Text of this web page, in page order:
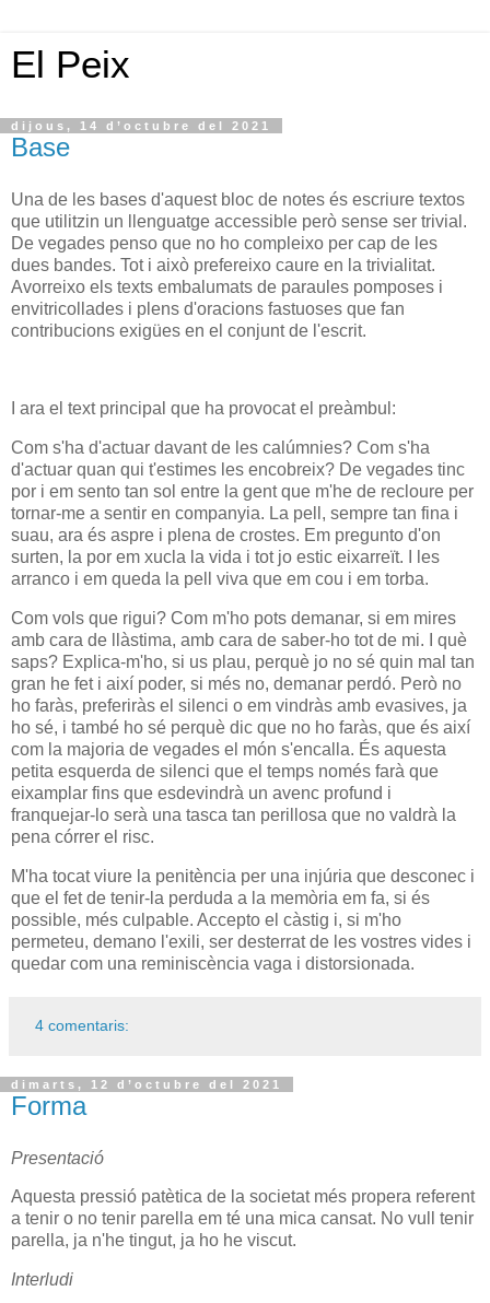
El Peix
dijous, 14 d’octubre del 2021
Base
Una de les bases d'aquest bloc de notes és escriure textos
que utilitzin un llenguatge accessible però sense ser trivial.
De vegades penso que no ho compleixo per cap de les
dues bandes. Tot i això prefereixo caure en la trivialitat.
Avorreixo els texts embalumats de paraules pomposes i
envitricollades i plens d'oracions fastuoses que fan
contribucions exigües en el conjunt de l'escrit.
I ara el text principal que ha provocat el preàmbul:
Com s'ha d'actuar davant de les calúmnies? Com s'ha
d'actuar quan qui t'estimes les encobreix? De vegades tinc
por i em sento tan sol entre la gent que m'he de recloure per
tornar-me a sentir en companyia. La pell, sempre tan fina i
suau, ara és aspre i plena de crostes. Em pregunto d'on
surten, la por em xucla la vida i tot jo estic eixarreït. I les
arranco i em queda la pell viva que em cou i em torba.
Com vols que rigui? Com m'ho pots demanar, si em mires
amb cara de llàstima, amb cara de saber-ho tot de mi. I què
saps? Explica-m'ho, si us plau, perquè jo no sé quin mal tan
gran he fet i així poder, si més no, demanar perdó. Però no
ho faràs, preferiràs el silenci o em vindràs amb evasives, ja
ho sé, i també ho sé perquè dic que no ho faràs, que és així
com la majoria de vegades el món s'encalla. És aquesta
petita esquerda de silenci que el temps només farà que
eixamplar fins que esdevindrà un avenc profund i
franquejar-lo serà una tasca tan perillosa que no valdrà la
pena córrer el risc.
M'ha tocat viure la penitència per una injúria que desconec i
que el fet de tenir-la perduda a la memòria em fa, si és
possible, més culpable. Accepto el càstig i, si m'ho
permeteu, demano l'exili, ser desterrat de les vostres vides i
quedar com una reminiscència vaga i distorsionada.
4 comentaris:
dimarts, 12 d’octubre del 2021
Forma
Presentació
Aquesta pressió patètica de la societat més propera referent
a tenir o no tenir parella em té una mica cansat. No vull tenir
parella, ja n'he tingut, ja ho he viscut.
Interludi